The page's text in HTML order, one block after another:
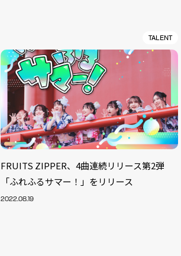
TALENT
FRUITS ZIPPER、4曲連続リリース第2弾
「ふれふるサマー！」をリリース
2022.08.19